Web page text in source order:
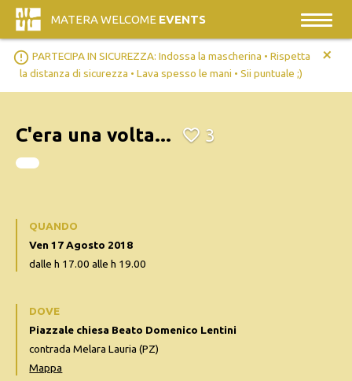
MATERA WELCOME EVENTS
error_outline PARTECIPA IN SICUREZZA: Indossa la mascherina • Rispetta
la distanza di sicurezza • Lava spesso le mani • Sii puntuale ;)
+
C'era una volta... 3
QUANDO
Ven 17 Agosto 2018
dalle h 17.00 alle h 19.00
DOVE
Piazzale chiesa Beato Domenico Lentini
contrada Melara Lauria (PZ)
Mappa